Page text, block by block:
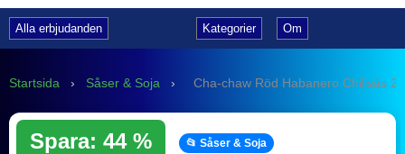
Alla erbjudanden Kategorier Om
Startsida › Såser & Soja › Cha-chaw Röd Habanero Chilisås
Spara: 44 % 📂 Såser & Soja